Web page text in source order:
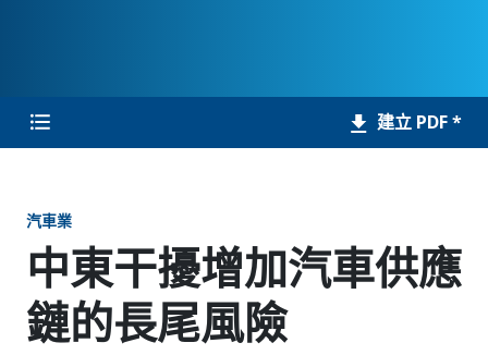
建立 PDF *
汽車業
中東干擾增加汽車供應
鏈的長尾風險